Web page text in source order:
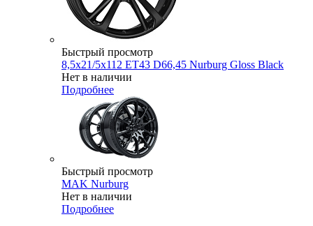
Быстрый просмотр
8,5x21/5x112 ET43 D66,45 Nurburg Gloss Black
Нет в наличии
Подробнее
Быстрый просмотр
MAK Nurburg
Нет в наличии
Подробнее